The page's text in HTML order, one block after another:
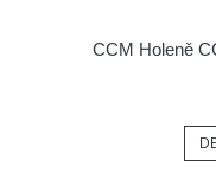
CCM Holeně